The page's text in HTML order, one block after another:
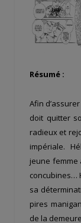
Résumé :
Afin
doit quitter
radieux et
impériale.
jeune femme
concubines…
sa
pires
de la